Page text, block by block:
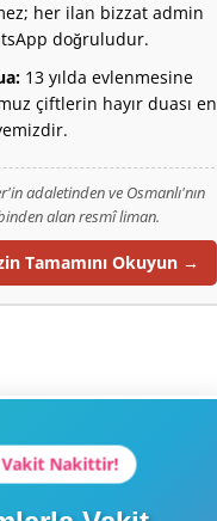
her ilan bizzat admin
doğruludur.
13 yılda evlenmesine
çiftlerin hayır duası en
adaletinden ve Osmanlı'nın
alan resmî liman.
Tamamını Okuyun →
Vakit Nakittir!